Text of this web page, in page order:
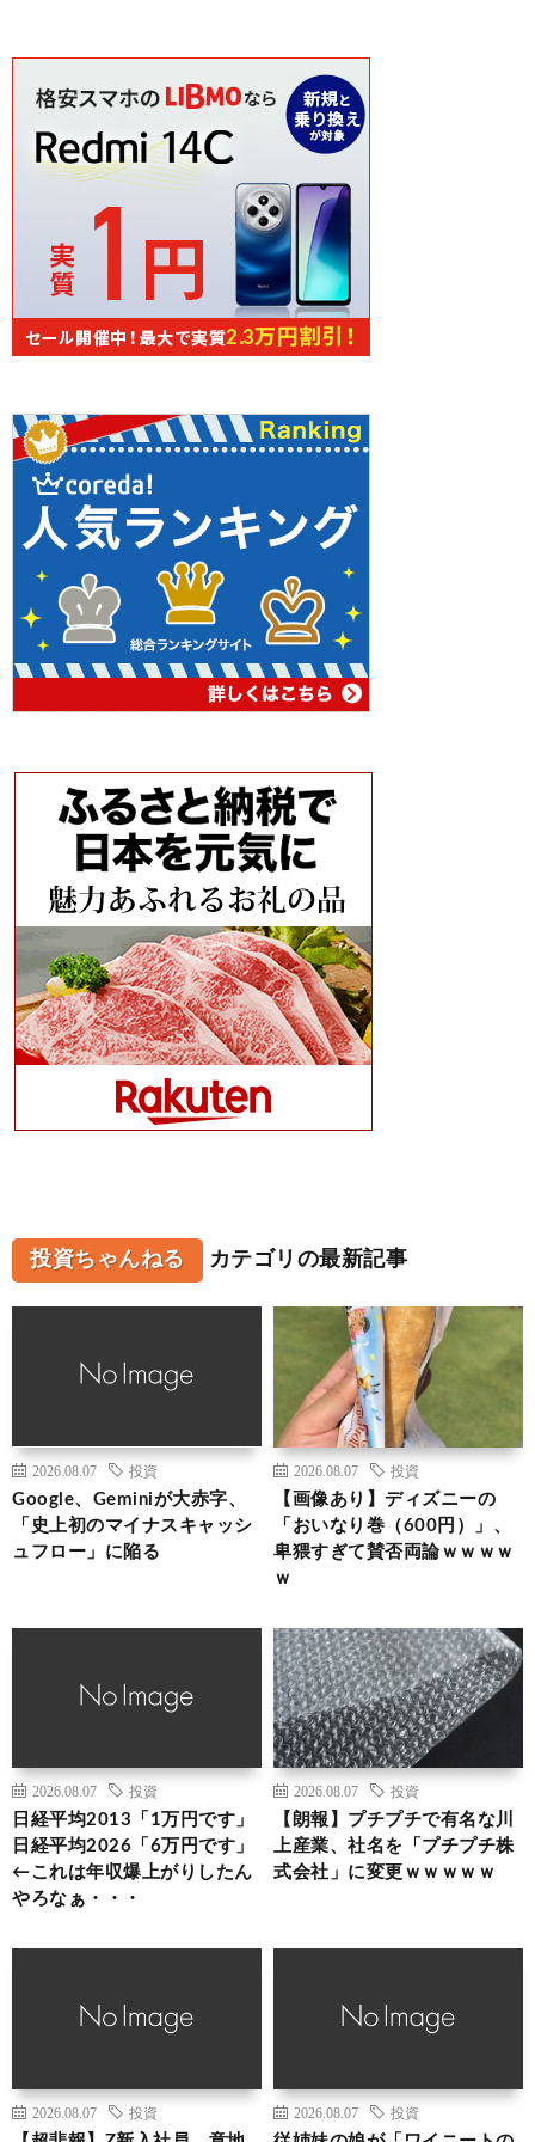
投資ちゃんねる カテゴリの最新記事
2026.08.07 投資
Google、Geminiが大赤字、
「史上初のマイナスキャッシ
ュフロー」に陥る
2026.08.07 投資
【画像あり】ディズニーの
「おいなり巻（600円）」、
卑猥すぎて賛否両論ｗｗｗｗ
ｗ
2026.08.07 投資
日経平均2013「1万円です」
日経平均2026「6万円です」
←これは年収爆上がりしたん
やろなぁ・・・
2026.08.07 投資
【朗報】プチプチで有名な川
上産業、社名を「プチプチ株
式会社」に変更ｗｗｗｗｗ
2026.08.07 投資 2026.08.07 投資